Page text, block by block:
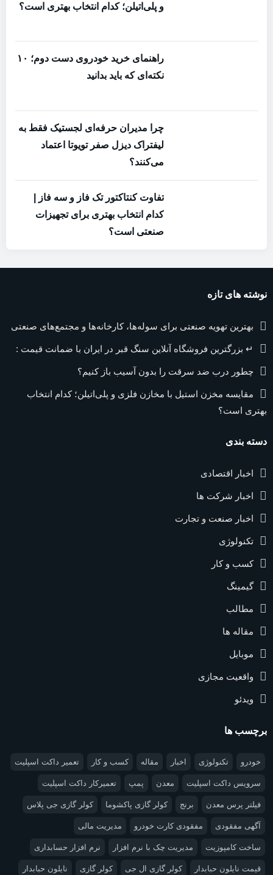
و پلی‌اتیلن؛ کدام انتخاب بهتری است؟
راهنمای خرید خودروی دست دوم؛ ۱۰
نکته‌ای که باید بدانید
چرا مدیران حرفه‌ای لجستیک فقط به
لیفتراک دیزل صفر تویوتا اعتماد
می‌کنند؟
تفاوت کنتاکتور تک فاز و سه فاز |
کدام انتخاب بهتری برای تجهیزات
صنعتی است؟
نوشته های تازه
بهترین تهویه صنعتی برای سوله‌ها، کارخانه‌ها و مجتمع‌های صنعتی
↵ بزرگترین فروشگاه آنلاین سنگ قبر در ایران با ضمانت قیمت :
چطور درب ضد سرقت را بدون آسیب باز کنیم؟
مقایسه مخزن استیل با مخازن فلزی و پلی‌اتیلن؛ کدام انتخاب
بهتری است؟
دسته بندی
اخبار اقتصادی
اخبار شرکت ها
اخبار صنعت و تجارت
تکنولوژی
کسب و کار
گیمینگ
مطالب
مقاله ها
موبایل
واقعیت مجازی
ویدئو
برچسب ها
خودرو تکنولوژی اخبار مقاله کسب و کار تعمیر داکت اسپلیت
سرویس داکت اسپلیت معدن پمپ تعمیرکار داکت اسپلیت
فیلتر پرس معدن برنج کولر گازی پاکشوما کولر گازی جی پلاس
آگهی مفقودی مفقودی کارت خودرو مدیریت مالی
ساخت کامپوزیت مدیریت چک با نرم افزار نرم افزار حسابداری
قیمت نایلون حبابدار کولر گازی ال جی کولر گازی نایلون حبابدار